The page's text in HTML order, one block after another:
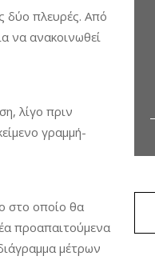
δύο πλευρές. Από
να ανακοινωθεί
λίγο πριν
γραμμή-
στο οποίο θα
προαπαιτούμενα
μέτρων